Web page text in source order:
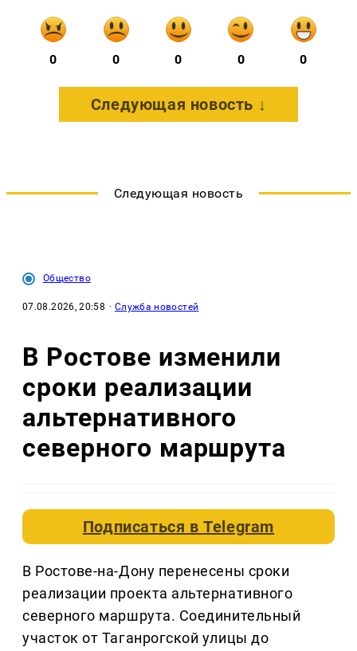
0 0 0 0 0
Следующая новость ↓
Следующая новость
Общество
07.08.2026, 20:58 · Служба новостей
В Ростове изменили
сроки реализации
альтернативного
северного маршрута
Подписаться вTelegram
В Ростове-на-Дону перенесены сроки
реализации проекта альтернативного
северного маршрута. Соединительный
участок от Таганрогской улицы до